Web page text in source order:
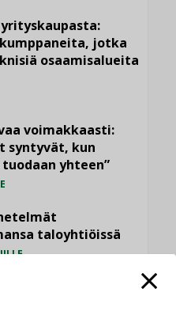
yrityskaupasta:
jotka
osaamisalueita
voimakkaasti:
syntyvät, kun
yhteen”
taloyhtiöissä